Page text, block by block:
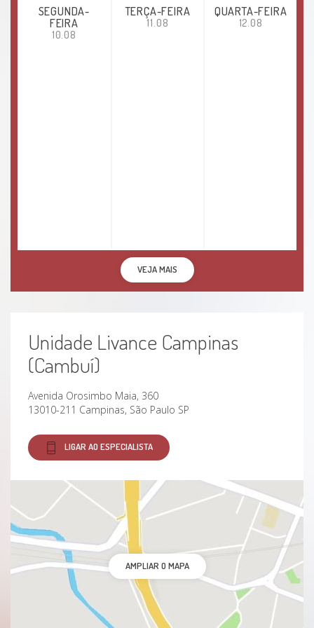
SEGUNDA-
FEIRA
10.08
TERÇA-FEIRA
11.08
QUARTA-FEIRA
12.08
VEJA MAIS
Unidade Livance Campinas
(Cambuí)
Avenida Orosimbo Maia, 360
13010-211 Campinas, São Paulo SP
LIGAR AO ESPECIALISTA
AMPLIAR O MAPA